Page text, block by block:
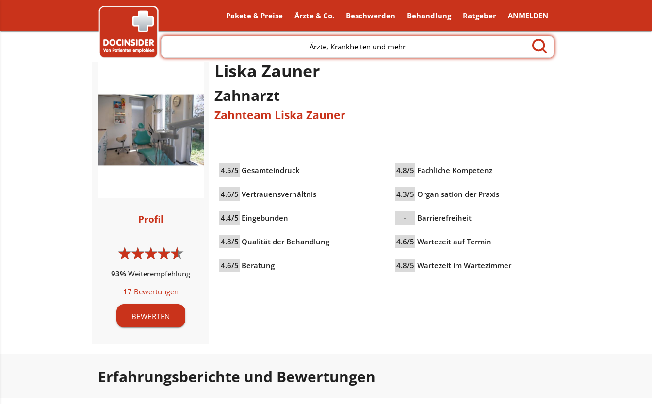
Pakete & Preise Ärzte & Co. Beschwerden Behandlung Ratgeber ANMELDEN
Ärzte, Krankheiten und mehr
Profil
★★★★★
★★★★★
93% Weiterempfehlung
17 Bewertungen
BEWERTEN
Liska Zauner
Zahnarzt
Zahnteam Liska Zauner
4.5/5 Gesamteindruck
4.6/5 Vertrauensverhältnis
4.4/5 Eingebunden
4.8/5 Qualität der Behandlung
4.6/5 Beratung
4.8/5 Fachliche Kompetenz
4.3/5 Organisation der Praxis
- Barrierefreiheit
4.6/5 Wartezeit auf Termin
4.8/5 Wartezeit im Wartezimmer
Erfahrungsberichte und Bewertungen